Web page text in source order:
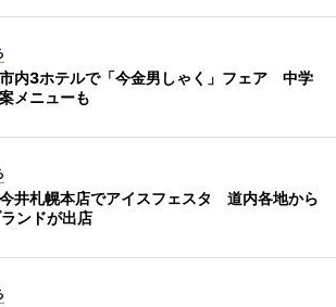
内3ホテルで「今金男しゃく」フェア 中学
メニューも
井札幌本店でアイスフェスタ 道内各地から
ンドが出店